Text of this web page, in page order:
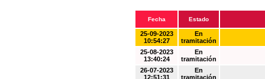
Fecha Estado
25-09-2023
10:54:27
En
tramitación
25-08-2023
13:40:24
En
tramitación
26-07-2023
12:51:31
En
tramitación